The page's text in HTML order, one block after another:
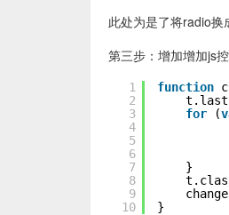
此处为是了将radio换
第三步：增加增加js
1
2
3
4
5
6
7
8
9
10
function
for
(
}
}